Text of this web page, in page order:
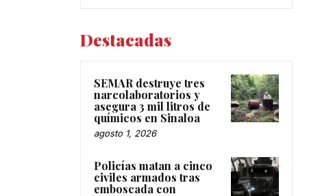
Destacadas
SEMAR destruye tres
narcolaboratorios y
asegura 3 mil litros de
químicos en Sinaloa
agosto 1, 2026
Policías matan a cinco
civiles armados tras
emboscada con